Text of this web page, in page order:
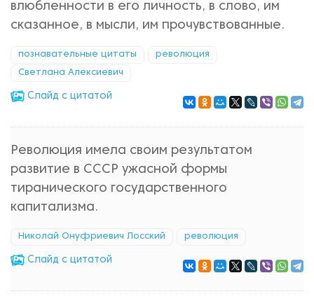
влюбленности в его личность, в слово, им
сказанное, в мысли, им прочувствованные.
познавательные цитаты революция
Светлана Алексиевич
Cлайд с цитатой
Революция имела своим результатом
развитие в СССР ужасной формы
тиранического государственного
капитализма.
Николай Онуфриевич Лосский революция
Cлайд с цитатой